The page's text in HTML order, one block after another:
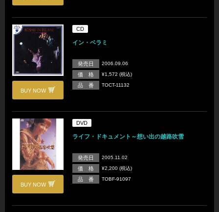
BUY NOW
CD
イン・ベラミ
発売日 2006.09.06
価 格 ¥1,572 (税込)
品 番 TOCT-11132
BUY NOW
DVD
ライフ・ドキュメント～想い出の越路吹雪
発売日 2005.11.02
価 格 ¥2,200 (税込)
品 番 TOBF-91097